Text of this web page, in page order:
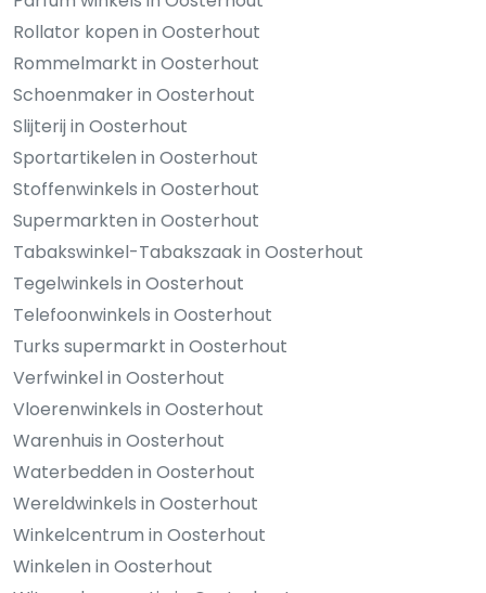
Rollator kopen in Oosterhout
Rommelmarkt in Oosterhout
Schoenmaker in Oosterhout
Slijterij in Oosterhout
Sportartikelen in Oosterhout
Stoffenwinkels in Oosterhout
Supermarkten in Oosterhout
Tabakswinkel-Tabakszaak in Oosterhout
Tegelwinkels in Oosterhout
Telefoonwinkels in Oosterhout
Turks supermarkt in Oosterhout
Verfwinkel in Oosterhout
Vloerenwinkels in Oosterhout
Warenhuis in Oosterhout
Waterbedden in Oosterhout
Wereldwinkels in Oosterhout
Winkelcentrum in Oosterhout
Winkelen in Oosterhout